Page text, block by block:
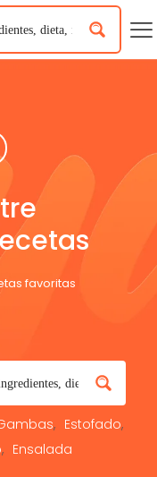
favoritas
Estofado
Ensalada